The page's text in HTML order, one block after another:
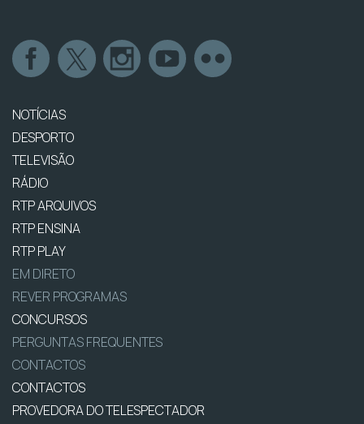
NOTÍCIAS
DESPORTO
TELEVISÃO
RÁDIO
RTP ARQUIVOS
RTP ENSINA
RTP PLAY
EM DIRETO
REVER PROGRAMAS
CONCURSOS
PERGUNTAS FREQUENTES
CONTACTOS
CONTACTOS
PROVEDORA DO TELESPECTADOR